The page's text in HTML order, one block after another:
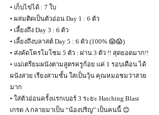
• เก็บไข่ได้ : 7 ใบ
• ผสมติดเป็นตัวอ่อน Day 1 : 6 ตัว
• เลี้ยงถึง Day 3 : 6 ตัว
• เลี้ยงถึงบลาสต์ Day 5 : 6 ตัว (100% 😱😱)
• ส่งคัดโครโมโซม 5 ตัว : ผ่าน 3 ตัว !! สุดยอดมาก!!
• แม่เตรียมผนังตามสูตรครูก้อย แค่ 1 รอบเดือน ได้
ผนังสวย เรียงสามชั้น ใสเป็นวุ้น คุณหมอชมว่าสวย
มาก
• ใส่ตัวอ่อนครั้งแรกเบอร์ 3 ระยะ Hatching Blast
เกรด A กลายมาเป็น “น้องปริญ” เป็นคนนี้ 😊